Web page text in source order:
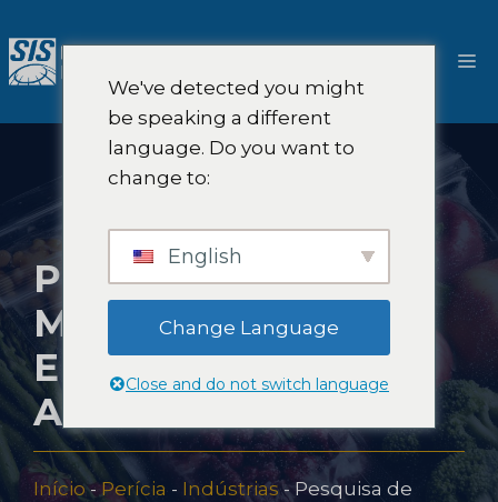
para
o
PESQUISA DE
MERCADO DE
EMBALAGENS DE
ALIMENTOS
Início-Perícia - Indústrias- Pesquisa de
We've detected you might
be speaking a different
language. Do you want to
change to:
English
Change Language
Close and do not switch language